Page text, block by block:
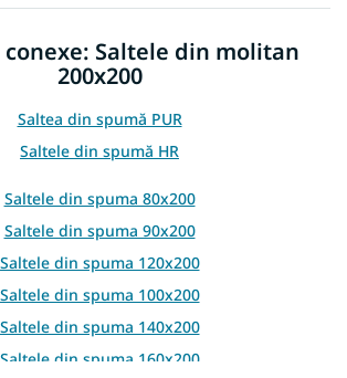
t
r
o
l
l
i
t
ă
r
i
l
o
r
Saltele din molitan
200x200
Saltea din spumă PUR
Saltele din spumă HR
Saltele din spuma 80x200
Saltele din spuma 90x200
Saltele din spuma 120x200
Saltele din spuma 100x200
Saltele din spuma 140x200
Saltele din spuma 160x200